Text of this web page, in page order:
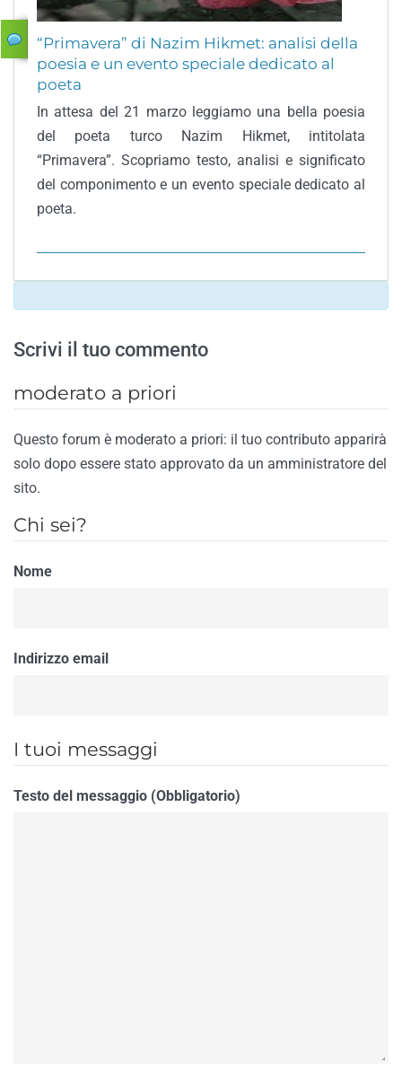
“Primavera” di Nazim Hikmet: analisi della
poesia e un evento speciale dedicato al
poeta
In attesa del 21 marzo leggiamo una bella poesia
del poeta turco Nazim Hikmet, intitolata
“Primavera”. Scopriamo testo, analisi e significato
del componimento e un evento speciale dedicato al
poeta.
Scrivi il tuo commento
moderato a priori
Questo forum è moderato a priori: il tuo contributo apparirà
solo dopo essere stato approvato da un amministratore del
sito.
Chi sei?
Nome
Indirizzo email
I tuoi messaggi
Testo del messaggio (Obbligatorio)